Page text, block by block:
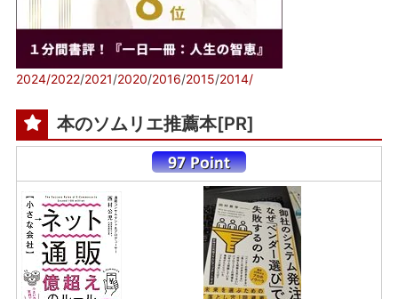
2024/2022/2021/2020/2016/2015/2014/
本のソムリエ推薦本[PR]